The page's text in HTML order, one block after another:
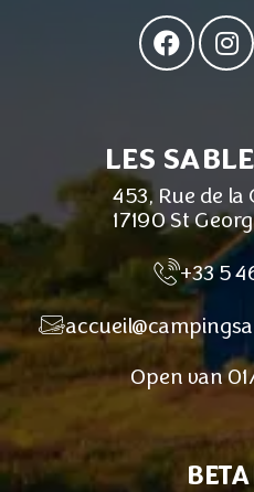
LES
453, Rue de
17190 St
+33 5
Open van